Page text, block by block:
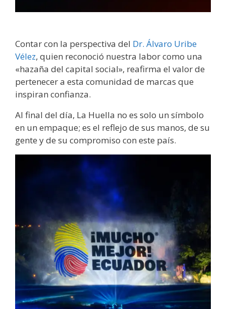
Contar con la perspectiva del Dr. Álvaro Uribe
Vélez, quien reconoció nuestra labor como una
«hazaña del capital social», reafirma el valor de
pertenecer a esta comunidad de marcas que
inspiran confianza.
Al final del día, La Huella no es solo un símbolo
en un empaque; es el reflejo de sus manos, de su
gente y de su compromiso con este país.